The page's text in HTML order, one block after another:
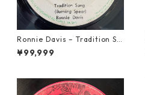
Ronnie Davis – Tradition So
ng【7-22003】
¥99,999